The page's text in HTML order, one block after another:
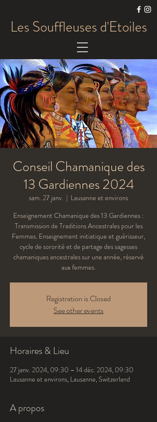
Les Souffleuses d'Etoiles
Conseil Chamanique des
13 Gardiennes 2024
sam. 27 janv.
  |
Lausanne et environs
Enseignement Chamanique des 13 Gardiennes :
Transmission de Traditions Ancestrales pour les
Femmes. Enseignement initiatique et guérisseur,
cycle de sororité et de partage des sagesses
chamaniques ancestrales sur une année, réservé
aux femmes.
Registration is Closed
See other events
Horaires & Lieu
27 janv. 2024, 09:30 – 14 déc. 2024, 09:30
Lausanne et environs, Lausanne, Switzerland
A propos